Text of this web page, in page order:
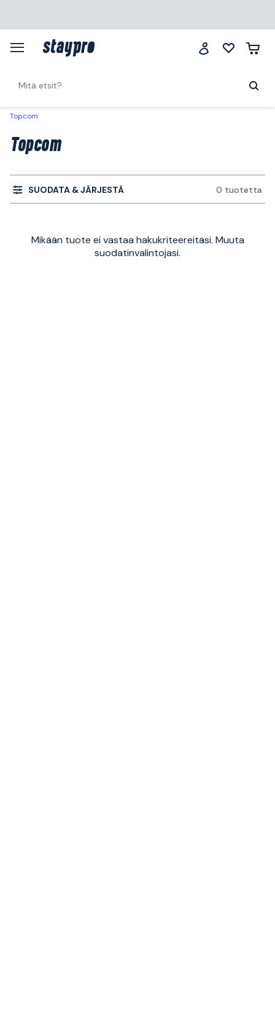
Topcom
Topcom
SUODATA & JÄRJESTÄ 0 tuotetta
Mikään tuote ei vastaa hakukriteereitäsi. Muuta
suodatinvalintojasi.